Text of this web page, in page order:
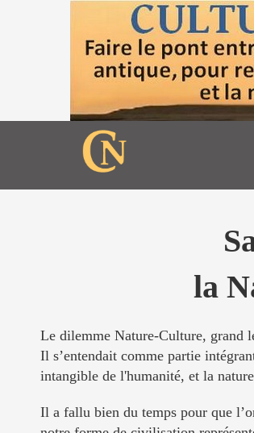
la
Le dilemme Nature-Culture, grand
Il s’entendait comme partie
intangible de l'humanité, et la
Il a fallu bien du temps pour que